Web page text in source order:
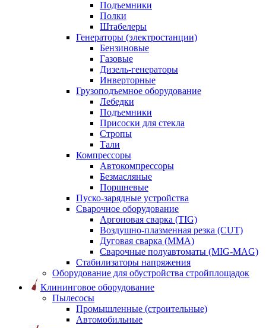
Подъемники
Полки
Штабелеры
Генераторы (электростанции)
Бензиновые
Газовые
Дизель-генераторы
Инверторные
Грузоподъемное оборудование
Лебедки
Подъемники
Присоски для стекла
Стропы
Тали
Компрессоры
Автокомпрессоры
Безмасляные
Поршневые
Пуско-зарядные устройства
Сварочное оборудование
Аргоновая сварка (TIG)
Воздушно-плазменная резка (CUT)
Дуговая сварка (ММА)
Сварочные полуавтоматы (MIG-MAG)
Стабилизаторы напряжения
Оборудование для обустройства стройплощадок
Клининговое оборудование
Пылесосы
Промышленные (строительные)
Автомобильные